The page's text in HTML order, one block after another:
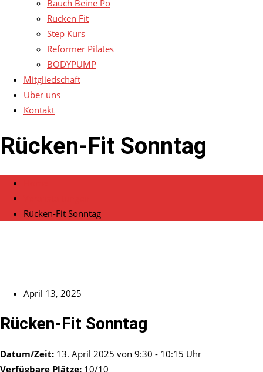
Bauch Beine Po
Rücken Fit
Step Kurs
Reformer Pilates
BODYPUMP
Mitgliedschaft
Über uns
Kontakt
Rücken-Fit Sonntag
Rücken-Fit Sonntag
April 13, 2025
Rücken-Fit Sonntag
Datum/Zeit: 13. April 2025 von 9:30 - 10:15 Uhr
Verfügbare Plätze: 10/10